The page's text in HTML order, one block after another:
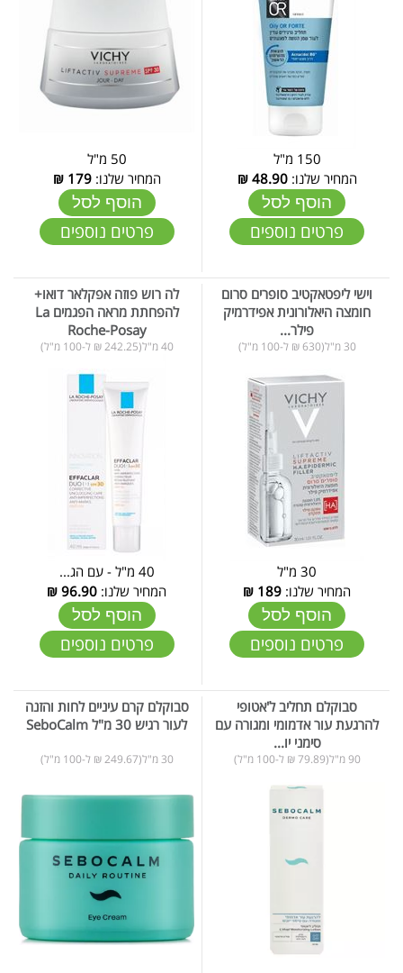
150 מ"ל
המחיר שלנו:48.90
₪
הוסף לסל
פרטים נוספים
50 מ"ל
המחיר שלנו:179
₪
הוסף לסל
פרטים נוספים
וישי ליפטאקטיב סופרים סרום
חומצה היאלורונית אפידרמיק
פילר...
30 מ"ל(630 ₪ ל-100 מ"ל)
30 מ"ל
המחיר שלנו: 189
₪
הוסף לסל
פרטים נוספים
לה רוש פוזה אפקלאר דואו+
להפחתת מראה הפגמים La
Roche-Posay
40 מ"ל(242.25 ₪ ל-100 מ"ל)
40 מ"ל - עם הג...
המחיר שלנו: 96.90
₪
הוסף לסל
פרטים נוספים
סבוקלם תחליב ל'אטופי
להרגעת עור אדמומי ומגורה עם
סימני יו...
90 מ"ל(79.89 ₪ ל-100 מ"ל)
סבוקלם קרם עיניים לחות והזנה
לעור רגיש 30 מ"ל SeboCalm
30 מ"ל(249.67 ₪ ל-100 מ"ל)